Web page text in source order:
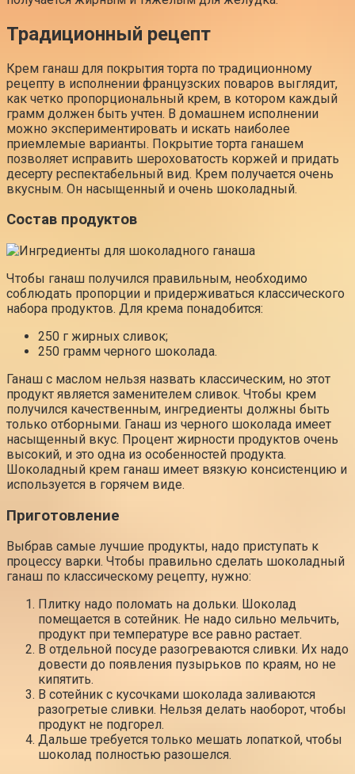
Традиционный рецепт
Крем ганаш для покрытия торта по традиционному
рецепту в исполнении французских поваров выглядит,
как четко пропорциональный крем, в котором каждый
грамм должен быть учтен. В домашнем исполнении
можно экспериментировать и искать наиболее
приемлемые варианты. Покрытие торта ганашем
позволяет исправить шероховатость коржей и придать
десерту респектабельный вид. Крем получается очень
вкусным. Он насыщенный и очень шоколадный.
Состав продуктов
Чтобы ганаш получился правильным, необходимо
соблюдать пропорции и придерживаться классического
набора продуктов. Для крема понадобится:
250 г жирных сливок;
250 грамм черного шоколада.
Ганаш с маслом нельзя назвать классическим, но этот
продукт является заменителем сливок. Чтобы крем
получился качественным, ингредиенты должны быть
только отборными. Ганаш из черного шоколада имеет
насыщенный вкус. Процент жирности продуктов очень
высокий, и это одна из особенностей продукта.
Шоколадный крем ганаш имеет вязкую консистенцию и
используется в горячем виде.
Приготовление
Выбрав самые лучшие продукты, надо приступать к
процессу варки. Чтобы правильно сделать шоколадный
ганаш по классическому рецепту, нужно:
Плитку надо поломать на дольки. Шоколад
помещается в сотейник. Не надо сильно мельчить,
продукт при температуре все равно растает.
В отдельной посуде разогреваются сливки. Их надо
довести до появления пузырьков по краям, но не
кипятить.
В сотейник с кусочками шоколада заливаются
разогретые сливки. Нельзя делать наоборот, чтобы
продукт не подгорел.
Дальше требуется только мешать лопаткой, чтобы
шоколад полностью разошелся.